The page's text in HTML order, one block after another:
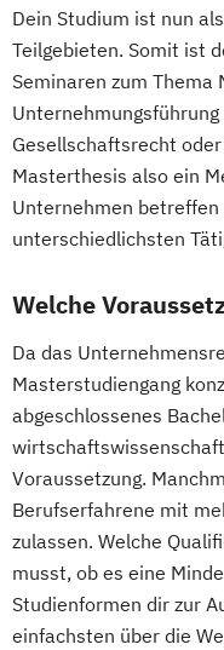
Dein Studium ist nun
Teilgebieten. Somit ist
Seminaren zum Thema
Gesellschaftsrecht
Masterthesis also ein
Unternehmen
unterschiedlichsten
Welche
Da das
Masterstudiengang
abgeschlossenes
Voraussetzung.
Berufserfahrene mit
zulassen. Welche
musst, ob es eine
Studienformen dir zur
einfachsten über die